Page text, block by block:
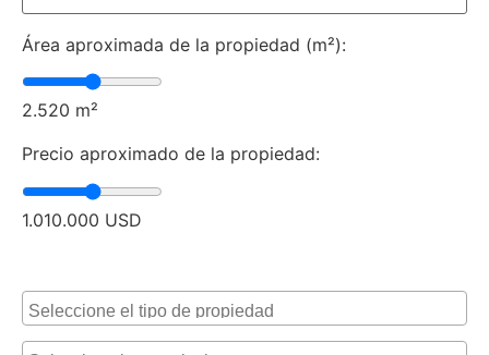
Área aproximada de la propiedad (m²):
2.520 m²
Precio aproximado de la propiedad:
1.010.000 USD